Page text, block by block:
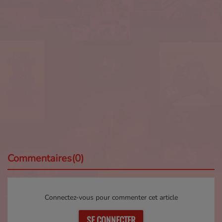
Commentaires(0)
Connectez-vous pour commenter cet article